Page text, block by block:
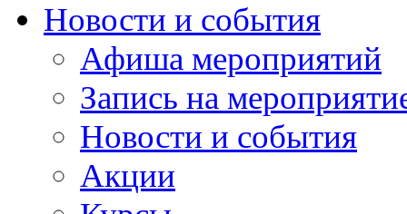
Новости и события
Афиша мероприятий
Запись на
Новости и события
Акции